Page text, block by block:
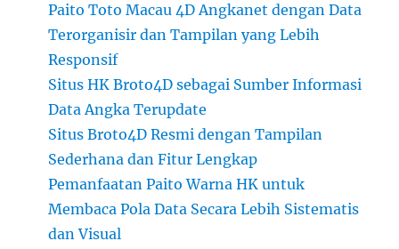
Paito Toto Macau 4D Angkanet dengan Data
Terorganisir dan Tampilan yang Lebih
Responsif
Situs HK Broto4D sebagai Sumber Informasi
Data Angka Terupdate
Situs Broto4D Resmi dengan Tampilan
Sederhana dan Fitur Lengkap
Pemanfaatan Paito Warna HK untuk
Membaca Pola Data Secara Lebih Sistematis
dan Visual